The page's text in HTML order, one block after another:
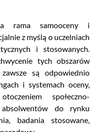
rama samooceny i
z myślą o uczelniach
i stosowanych.
tych obszarów
są odpowiednio
i systemach oceny,
społeczno-
absolwentów do rynku
badania stosowane,